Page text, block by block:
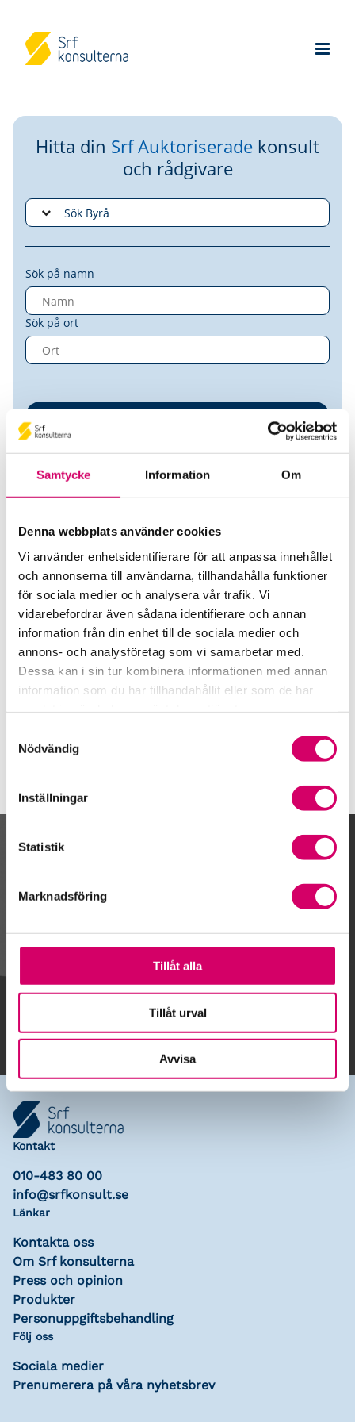
Samtycke Information Om
Denna webbplats använder cookies
Vi använder enhetsidentifierare för att anpassa innehållet
och annonserna till användarna, tillhandahålla funktioner
för sociala medier och analysera vår trafik. Vi
vidarebefordrar även sådana identifierare och annan
information från din enhet till de sociala medier och
annons- och analysföretag som vi samarbetar med.
Dessa kan i sin tur kombinera informationen med annan
information som du har tillhandahållit eller som de har
Nödvändig
Inställningar
Statistik
Marknadsföring
Tillåt alla
Tillåt urval
Avvisa
Hitta din Srf Auktoriserade konsult
och rådgivare
Sök på namn
Sök på ort
Frejapunktm i Hylteberga AB
Srf Auktoriserade konsulter
Eva Brummer Pind
Auktoriserad Redovisningskonsult
Skicka e-post
070-3405473
Skurup
Kalendarium
Gå till kalendariet
Lägg till i kalender
Kontakt
010-483 80 00
info@srfkonsult.se
Länkar
Kontakta oss
Om Srf konsulterna
Press och opinion
Produkter
Personuppgiftsbehandling
Följ oss
Sociala medier
Prenumerera på våra nyhetsbrev